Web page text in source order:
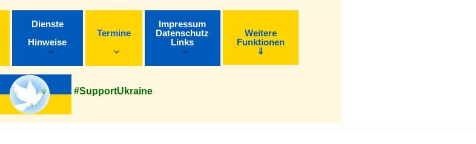
Dienste
Hinweise
Termine
Impressum
Datenschutz
Links
Weitere
Funktionen
⇓
#SupportUkraine